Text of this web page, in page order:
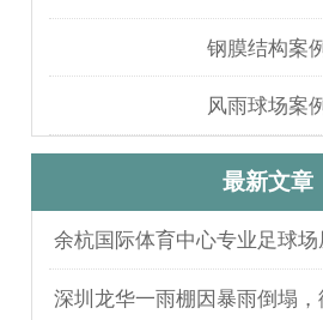
钢膜结构案
风雨球场案
最新文章
余杭国际体育中心专业足球
满完成
深圳龙华一雨棚因暴雨倒塌，